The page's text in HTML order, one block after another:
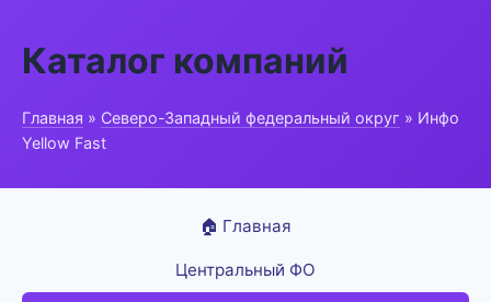
Каталог компаний
Главная » Северо-Западный федеральный округ » Инфо
Yellow Fast
🏠 Главная
Центральный ФО